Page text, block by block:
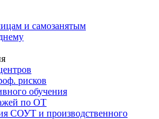
и самозанятым
рисков
обучения
по ОТ
СОУТ и производственного